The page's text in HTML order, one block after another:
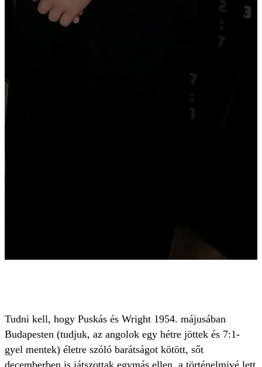
Tudni kell, hogy Puskás és Wright 1954. májusában
Budapesten (tudjuk, az angolok egy hétre jöttek és 7:1-
gyel mentek) életre szóló barátságot kötött, sőt